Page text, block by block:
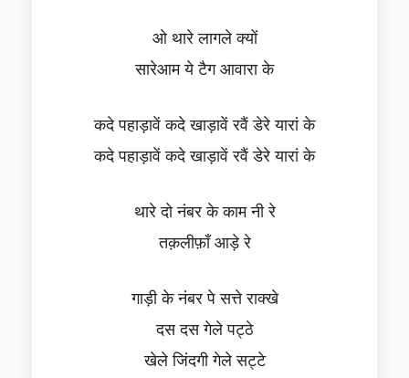
ओ थारे लागले क्यों
सारेआम ये टैग आवारा के
कदे पहाड़ावें कदे खाड़ावें रवैं डेरे यारां के
कदे पहाड़ावें कदे खाड़ावें रवैं डेरे यारां के
थारे दो नंबर के काम नी रे
तक़लीफ़ाँ आड़े रे
गाड़ी के नंबर पे सत्ते राक्खे
दस दस गेले पट्ठे
खेले जिंदगी गेले सट्टे